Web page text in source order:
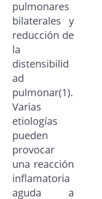
pulmonares
bilaterales y
reducción de
la
distensibilid
ad
pulmonar(1).
Varias
etiologías
pueden
provocar
una reacción
inflamatoria
aguda a